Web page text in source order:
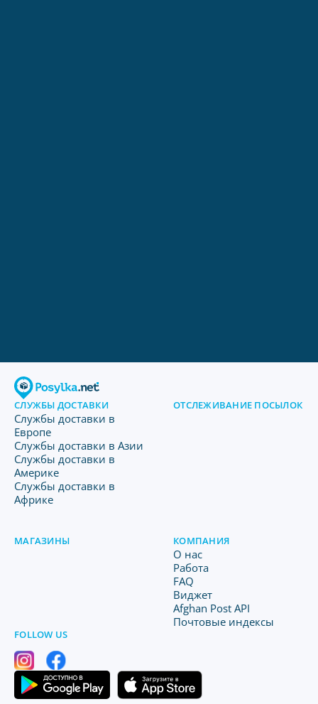
СЛУЖБЫ ДОСТАВКИ
Службы доставки в
Европе
Службы доставки в Азии
Службы доставки в
Америке
Службы доставки в
Африке
ОТСЛЕЖИВАНИЕ ПОСЫЛОК
МАГАЗИНЫ КОМПАНИЯ
O нас
Работа
FAQ
Виджет
Afghan Post API
Почтовые индексы
FOLLOW US